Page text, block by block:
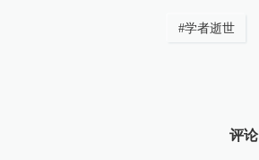
#学者逝世
评论